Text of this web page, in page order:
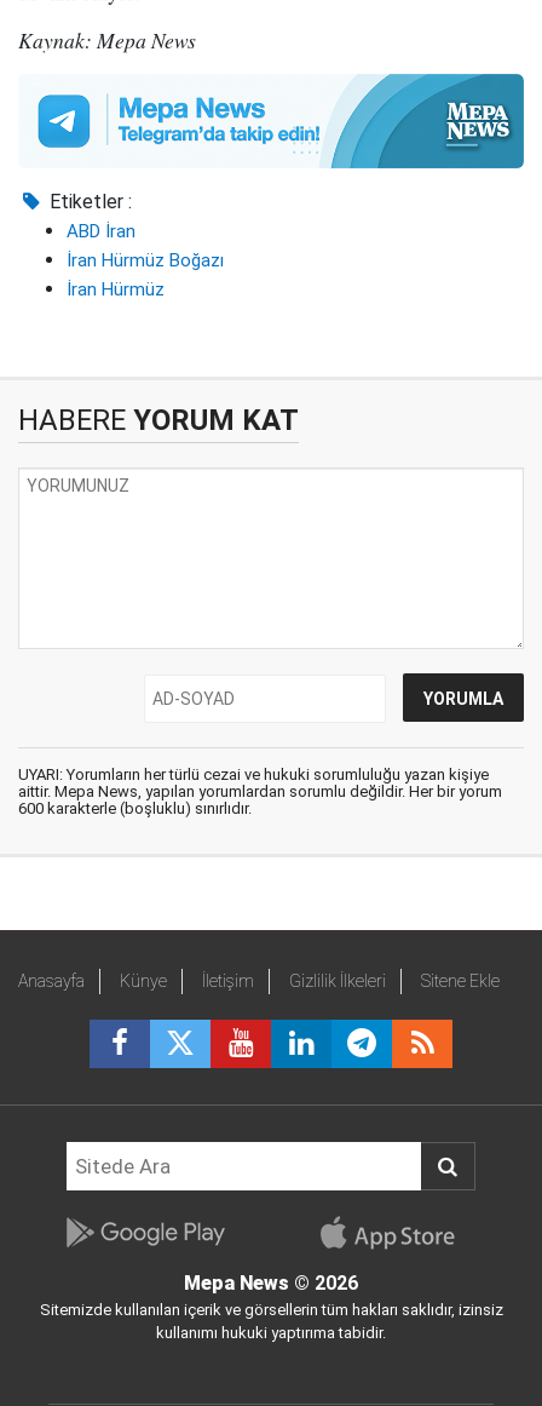
Kaynak: Mepa News
Etiketler :
ABD İran
İran Hürmüz Boğazı
İran Hürmüz
HABERE YORUM KAT
UYARI: Yorumların her türlü cezai ve hukuki sorumluluğu yazan kişiye
aittir. Mepa News, yapılan yorumlardan sorumlu değildir. Her bir yorum
600 karakterle (boşluklu) sınırlıdır.
Anasayfa Künye İletişim Gizlilik İlkeleri Sitene Ekle
Mepa News © 2026
Sitemizde kullanılan içerik ve görsellerin tüm hakları saklıdır, izinsiz
kullanımı hukuki yaptırıma tabidir.